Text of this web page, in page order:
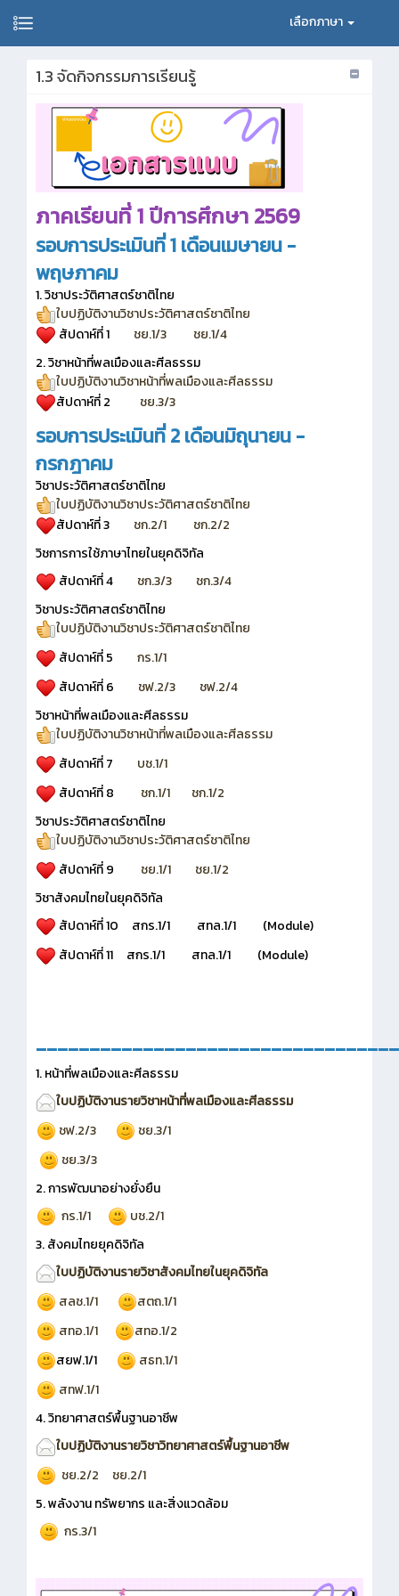
เลือกภาษา
1.3 จัดกิจกรรมการเรียนรู้
ภาคเรียนที่ 1 ปีการศึกษา 2569
รอบการประเมินที่ 1 เดือนเมษายน -
พฤษภาคม
1. วิชาประวัติศาสตร์ชาติไทย
ใบปฏิบัติงานวิชาประวัติศาสตร์ชาติไทย
สัปดาห์ที่ 1 ชย.1/3
ชย.1/4
2. วิชาหน้าที่พลเมืองและศีลธรรม
ใบปฏิบัติงานวิชาหน้าที่พลเมืองและศีลธรรม
สัปดาห์ที่ 2 ชย.3/3
รอบการประเมินที่ 2 เดือนมิถุนายน -
กรกฎาคม
วิชาประวัติศาสตร์ชาติไทย
ใบปฏิบัติงานวิชาประวัติศาสตร์ชาติไทย
สัปดาห์ที่ 3 ชก.2/1
ชก.2/2
วิชการการใช้ภาษาไทยในยุคดิจิทัล
สัปดาห์ที่ 4 ชก.3/3
ชก.3/4
วิชาประวัติศาสตร์ชาติไทย
ใบปฏิบัติงานวิชาประวัติศาสตร์ชาติไทย
สัปดาห์ที่ 5 กร.1/1
สัปดาห์ที่ 6 ชฟ.2/3
ชฟ.2/4
วิชาหน้าที่พลเมืองและศีลธรรม
ใบปฏิบัติงานวิชาหน้าที่พลเมืองและศีลธรรม
สัปดาห์ที่ 7 บช.1/1
สัปดาห์ที่ 8
ชก.1/1
ชก.1/2
วิชาประวัติศาสตร์ชาติไทย
ใบปฏิบัติงานวิชาประวัติศาสตร์ชาติไทย
สัปดาห์ที่ 9 ชย.1/1
ชย.1/2
วิชาสังคมไทยในยุคดิจิทัล
สัปดาห์ที่ 10 สกร.1/1 สทล.1/1 (Module)
สัปดาห์ที่ 11 สกร.1/1 สทล.1/1 (Module)
1. หน้าที่พลเมืองและศีลธรรม
ใบปฏิบัติงานรายวิชาหน้าที่พลเมืองและศีลธรรม
ชฟ.2/3
ชย.3/1
ชย.3/3
2. การพัฒนาอย่างยั่งยืน
กร.1/1
บช.2/1
3. สังคมไทยยุคดิจิทัล
ใบปฏิบัติงานรายวิชาสังคมไทยในยุคดิจิทัล
สลช.1/1
สตถ.1/1
สทอ.1/1
สทอ.1/2
สยฟ.1/1
สธท.1/1
สทฟ.1/1
4. วิทยาศาสตร์พื้นฐานอาชีพ
ใบปฏิบัติงานรายวิชาวิทยาศาสตร์พื้นฐานอาชีพ
ชย.2/2
ชย.2/1
5. พลังงาน ทรัพยากร และสิ่งแวดล้อม
กร.3/1